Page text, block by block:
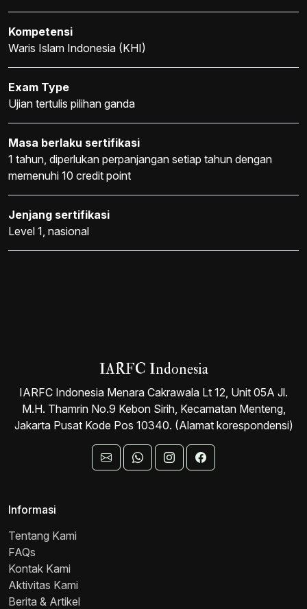
Kompetensi
Waris Islam Indonesia (KHI)
Exam Type
Ujian tertulis pilihan ganda
Masa berlaku sertifikasi
1 tahun, diperlukan perpanjangan setiap tahun dengan
memenuhi 10 credit point
Jenjang sertifikasi
Level 1, nasional
IARFC Indonesia
IARFC Indonesia Menara Cakrawala Lt 12, Unit 05A Jl.
M.H. Thamrin No.9 Kebon Sirih, Kecamatan Menteng,
Jakarta Pusat Kode Pos 10340. (Alamat korespondensi)
Informasi
Tentang Kami
FAQs
Kontak Kami
Aktivitas Kami
Berita & Artikel